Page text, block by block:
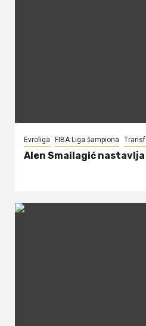
Evroliga FIBA Liga šampiona
Alen Smailagić